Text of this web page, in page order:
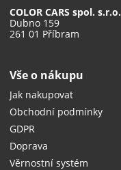
COLOR CARS spol. s.r.o.
Dubno 159
261 01 Příbram
Vše o nákupu
Jak nakupovat
Obchodní podmínky
GDPR
Doprava
Věrnostní systém